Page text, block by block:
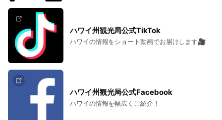
ハワイ州観光局公式TikTok
ハワイの情報をショート動画でお届けします🎥
ハワイ州観光局公式Facebook
ハワイの情報を幅広くご紹介！